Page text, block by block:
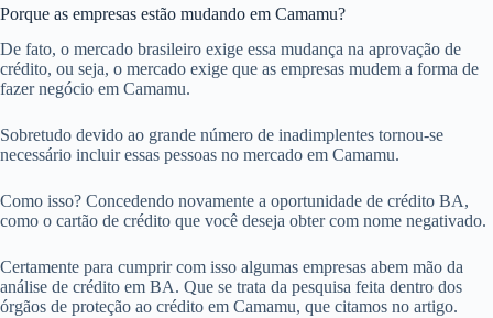
Porque as empresas estão mudando em Camamu?
De fato, o mercado brasileiro exige essa mudança na aprovação de
crédito, ou seja, o mercado exige que as empresas mudem a forma de
fazer negócio em Camamu.
Sobretudo devido ao grande número de inadimplentes tornou-se
necessário incluir essas pessoas no mercado em Camamu.
Como isso? Concedendo novamente a oportunidade de crédito BA,
como o cartão de crédito que você deseja obter com nome negativado.
Certamente para cumprir com isso algumas empresas abem mão da
análise de crédito em BA. Que se trata da pesquisa feita dentro dos
órgãos de proteção ao crédito em Camamu, que citamos no artigo.